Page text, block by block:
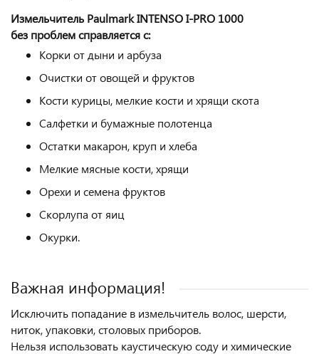
Измельчитель Paulmark INTENSO I-PRO 1000
без проблем справляется с:
Корки от дыни и арбуза
Очистки от овощей и фруктов
Кости курицы, мелкие кости и хрящи скота
Салфетки и бумажные полотенца
Остатки макарон, круп и хлеба
Мелкие мясные кости, хрящи
Орехи и семена фруктов
Скорлупа от яиц
Окурки.
Важная информация!
Исключить попадание в измельчитель волос, шерсти,
ниток, упаковки, столовых приборов.
Нельзя использовать каустическую соду и химические